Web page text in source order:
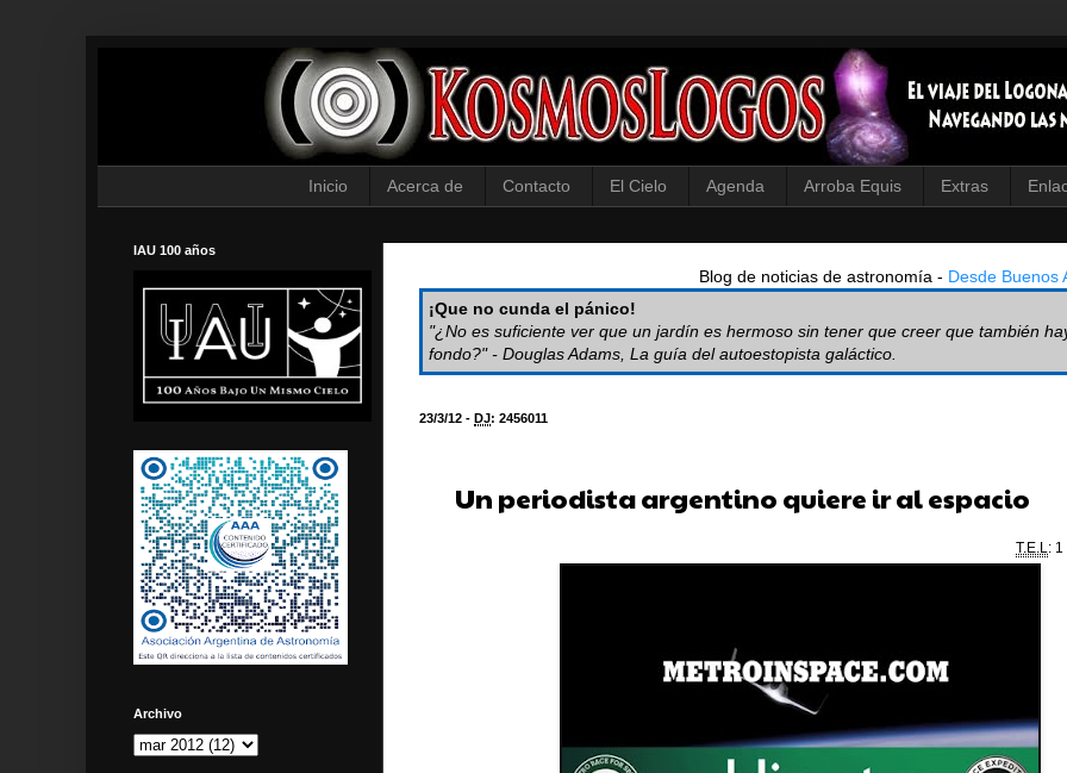
Inicio Acerca de Contacto El Cielo Agenda Arroba Equis Extras
Blog de noticias de astronomía - Desde Buenos
¡Que no cunda el pánico!
"¿No es suficiente ver que un jardín es hermoso sin tener que creer que también
fondo?" - Douglas Adams, La guía del autoestopista galáctico.
23/3/12 - DJ: 2456011
Un periodista argentino quiere ir al espacio
T.E.L:
IAU 100 años
Archivo